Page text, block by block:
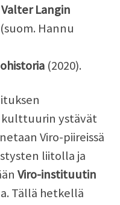
Valter Langin
Hannu
(2020).
kulttuurin ystävät
Viro-piireissä
liitolla ja
Viro-instituutin
Tällä hetkellä